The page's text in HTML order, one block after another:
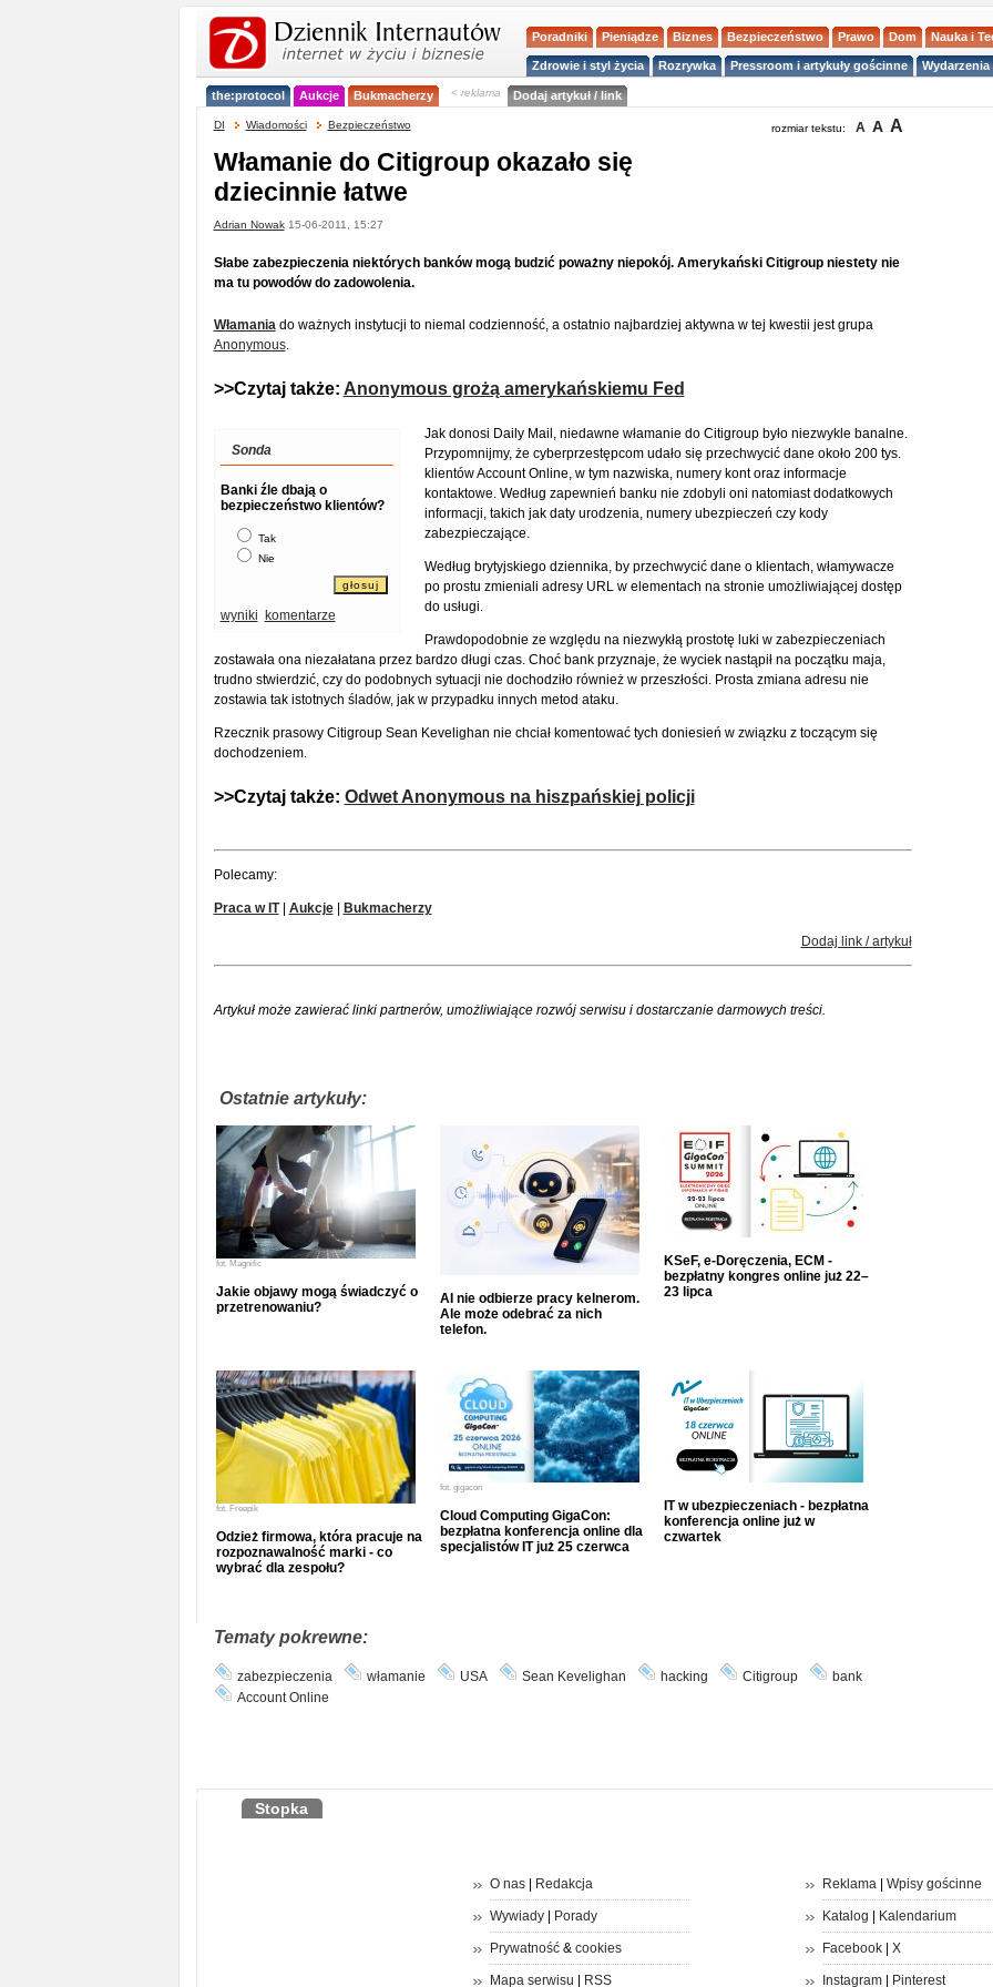
Poradniki Pieniądze Biznes Bezpieczeństwo Prawo Dom Nauka i
Zdrowie i styl życia Rozrywka Pressroom i artykuły gościnne
the:protocol Aukcje Bukmacherzy < reklama Dodaj artykuł / link
DI Wiadomości Bezpieczeństwo rozmiar tekstu: A A A
Włamanie do Citigroup okazało się
dziecinnie łatwe
Adrian Nowak15-06-2011, 15:27
Słabe zabezpieczenia niektórych banków mogą budzić poważny niepokój. Amerykański Citigroup niestety nie
ma tu powodów do zadowolenia.
Włamaniado ważnych instytucji to niemal codzienność, a ostatnio najbardziej aktywna w tej kwestii jest grupa
Anonymous.
>>Czytaj także: Anonymous grożą amerykańskiemu Fed
Sonda
Banki źle dbają o
bezpieczeństwo klientów?
Tak
Nie
wyniki komentarze
Jak donosi Daily Mail, niedawne włamanie do Citigroup było niezwykle banalne.
Przypomnijmy, że cyberprzestępcom udało się przechwycić dane około 200 tys.
klientów Account Online, w tym nazwiska, numery kont oraz informacje
kontaktowe. Według zapewnień banku nie zdobyli oni natomiast dodatkowych
informacji, takich jak daty urodzenia, numery ubezpieczeń czy kody
zabezpieczające.
Według brytyjskiego dziennika, by przechwycić dane o klientach, włamywacze
po prostu zmieniali adresy URL w elementach na stronie umożliwiającej dostęp
do usługi.
Prawdopodobnie ze względu na niezwykłą prostotę luki w zabezpieczeniach
zostawała ona niezałatana przez bardzo długi czas. Choć bank przyznaje, że wyciek nastąpił na początku maja,
trudno stwierdzić, czy do podobnych sytuacji nie dochodziło również w przeszłości. Prosta zmiana adresu nie
zostawia tak istotnych śladów, jak w przypadku innych metod ataku.
Rzecznik prasowy Citigroup Sean Kevelighan nie chciał komentować tych doniesień w związku z toczącym się
dochodzeniem.
>>Czytaj także: Odwet Anonymous na hiszpańskiej policji
Polecamy:
Praca w IT| Aukcje| Bukmacherzy
Dodaj link / artykuł
Artykuł może zawierać linki partnerów, umożliwiające rozwój serwisu i dostarczanie darmowych treści.
Ostatnie artykuły:
fot. Magnific
Jakie objawy mogą świadczyć o
przetrenowaniu?
AI nie odbierze pracy kelnerom.
Ale może odebrać za nich
telefon.
KSeF, e-Doręczenia, ECM -
bezpłatny kongres online już 22–
23 lipca
fot. Freepik
Odzież firmowa, która pracuje na
rozpoznawalność marki - co
wybrać dla zespołu?
fot. gigacon
Cloud Computing GigaCon:
bezpłatna konferencja online dla
specjalistów IT już 25 czerwca
IT w ubezpieczeniach - bezpłatna
konferencja online już w
czwartek
Tematy pokrewne:
zabezpieczenia włamanie USA Sean Kevelighan hacking Citigroup
bank
Account Online
Stopka
O nas| Redakcja
Wywiady| Porady
Prywatność& cookies
Mapa serwisu RSS
Reklama| Wpisy gościnne
Katalog Kalendarium
Facebook| X
Instagram| Pinterest